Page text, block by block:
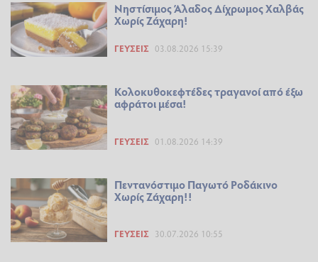
Νηστίσιμος Άλαδος Δίχρωμος Χαλβάς
Χωρίς Ζάχαρη!
ΓΕΎΣΕΙΣ 03.08.2026 15:39
Κολοκυθοκεφτέδες τραγανοί από έξω
αφράτοι μέσα!
ΓΕΎΣΕΙΣ 01.08.2026 14:39
Πεντανόστιμο Παγωτό Ροδάκινο
Χωρίς Ζάχαρη!!
ΓΕΎΣΕΙΣ 30.07.2026 10:55